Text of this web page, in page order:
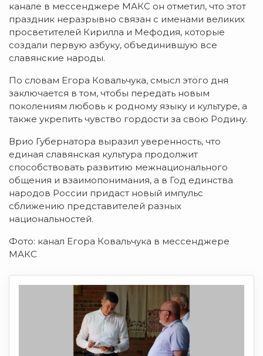
канале в мессенджере МАКС он отметил, что этот
праздник неразрывно связан с именами великих
просветителей Кирилла и Мефодия, которые
создали первую азбуку, объединившую все
славянские народы.
По словам Егора Ковальчука, смысл этого дня
заключается в том, чтобы передать новым
поколениям любовь к родному языку и культуре, а
также укрепить чувство гордости за свою Родину.
Врио Губернатора выразил уверенность, что
единая славянская культура продолжит
способствовать развитию межнационального
общения и взаимопонимания, а в Год единства
народов России придаст новый импульс
сближению представителей разных
национальностей.
Фото: канал Егора Ковальчука в мессенджере
МАКС